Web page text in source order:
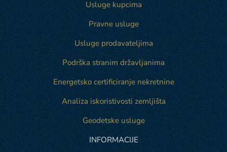
Usluge kupcima
Pravne usluge
Usluge prodavateljima
Podrška stranim državljanima
Energetsko certificiranje nekretnine
Analiza iskoristivosti zemljišta
Geodetske usluge
INFORMACIJE